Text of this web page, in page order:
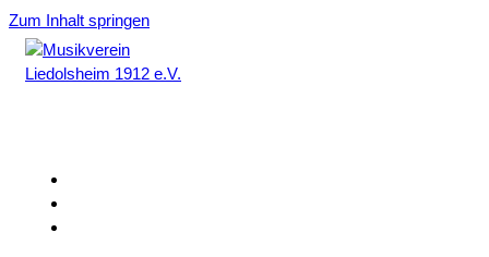
Zum Inhalt springen